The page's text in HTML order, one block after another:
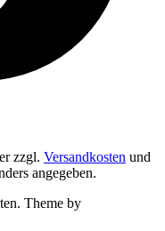
zzgl. Versandkosten und
angegeben.
Theme by